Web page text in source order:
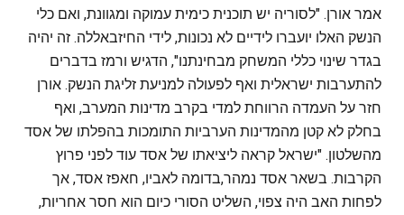
אמר אורן. "לסוריה יש תוכנית כימית עמוקה ומגוונת, ואם כלי
הנשק האלו יועברו לידיים לא נכונות, לידי החיזבאללה. זה יהיה
בגדר שינוי כללי המשחק מבחינתנו", הדגיש ורמז בדברים
להתערבות ישראלית ואף לפעולה למניעת זליגת הנשק. אורן
חזר על העמדה הרווחת למדי בקרב מדינות המערב, ואף
בחלק לא קטן מהמדינות הערביות התומכות בהפלתו של אסד
מהשלטון. "ישראל קראה ליציאתו של אסד עוד לפני פרוץ
הקרבות. בשאר אסד נמהר,בדומה לאביו, חאפז אסד, אך
לפחות האב היה צפוי, השליט הסורי כיום הוא חסר אחריות,